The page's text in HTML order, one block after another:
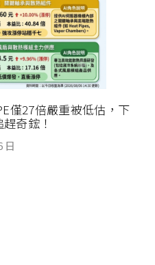
僅27倍嚴重被低估，下
奇鋐！
日